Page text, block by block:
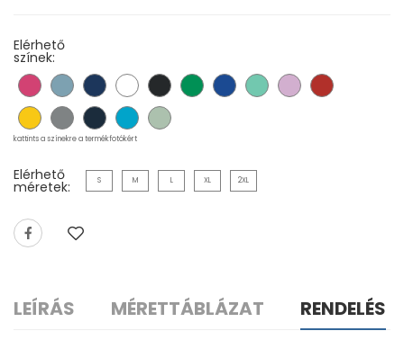
Elérhető
színek:
kattints a színekre a termékfotókért
Elérhető
méretek: S M L XL 2XL
LEÍRÁS MÉRETTÁBLÁZAT RENDELÉS